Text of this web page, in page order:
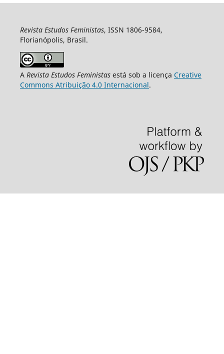
Revista Estudos Feministas, ISSN 1806-9584,
Florianópolis, Brasil.
A Revista Estudos Feministasestá sob a licença Creative
Commons Atribuição 4.0 Internacional.